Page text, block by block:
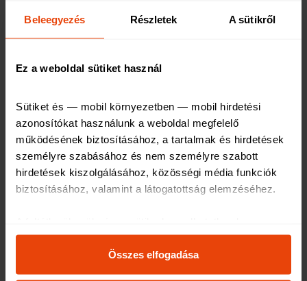
Beleegyezés Részletek A sütikről
Ez a weboldal sütiket használ
Sütiket és — mobil környezetben — mobil hirdetési
azonosítókat használunk a weboldal megfelelő
működésének biztosításához, a tartalmak és hirdetések
személyre szabásához és nem személyre szabott
hirdetések kiszolgálásához, közösségi média funkciók
biztosításához, valamint a látogatottság elemzéséhez
weboldal működéséhez, ezért ezek nem kapcsolhatók ki
Az oldal használatával kapcsolatos egyes információkat
Összes elfogadása
megtakarított összeg nem csökkenni, hanem
megtakarítást termékek és
szolgáltatások széles körére
költheti